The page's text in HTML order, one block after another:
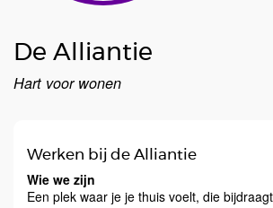
De Alliantie
Hart voor wonen
Werken bij de Alliantie
Wie we zijn
Een plek waar je je thuis voelt, die